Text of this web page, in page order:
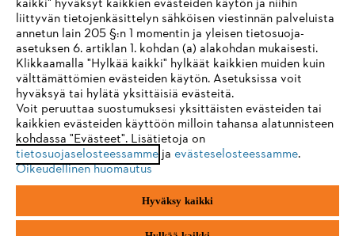
Palvelut
Yleiset ehdot Tietosuojakäytäntö Impressum
Evästeet Takuuehdot Oikeudelliset tiedot
Koivupuistontie 10 B
IHR BROWSER WIRD NICHT
UNTERSTÜTZT
Sie nutzen einen Browser, den wir noch nicht unterstützen. Für
eine optimale Nutzung unserer Seite empfehlen wir Ihnen, zu
einem der folgenden Browser zu wechseln:
Firefox Chrome
kaikki" hyväksyt kaikkien evästeiden käytön ja niihin
liittyvän tietojenkäsittelyn sähköisen viestinnän palveluista
annetun lain 205 §:n 1 momentin ja yleisen tietosuoja-
asetuksen 6. artiklan 1. kohdan (a) alakohdan mukaisesti.
Klikkaamalla "Hylkää kaikki" hylkäät kaikkien muiden kuin
välttämättömien evästeiden käytön. Asetuksissa voit
hyväksyä tai hylätä yksittäisiä evästeitä.
Voit peruuttaa suostumuksesi yksittäisten evästeiden tai
kaikkien evästeiden käyttöön milloin tahansa alatunnisteen
kohdassa "Evästeet". Lisätietoja on
tietosuojaselosteessammeja evästeselosteessamme.
Oikeudellinen huomautus
Hyväksy kaikki